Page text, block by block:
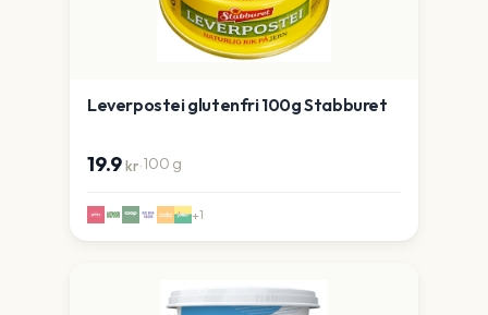
Leverpostei glutenfri 100g Stabburet
19.9kr·100 g
+1